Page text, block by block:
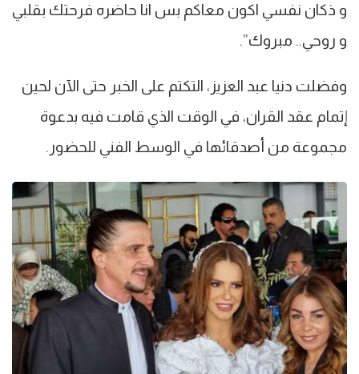
و ذكان نفسي اكون معاكم بس انا حاضره فرحتك بقلبي
و روحي.. مبروك”.
وفضلت دنيا عبد العزيز، التكتم على الخبر حتى الآن لحين
إتمام عقد القران، في الوقت الذي قامت فيه بدعوة
مجموعة من أصدقائها في الوسط الفني للحضور.